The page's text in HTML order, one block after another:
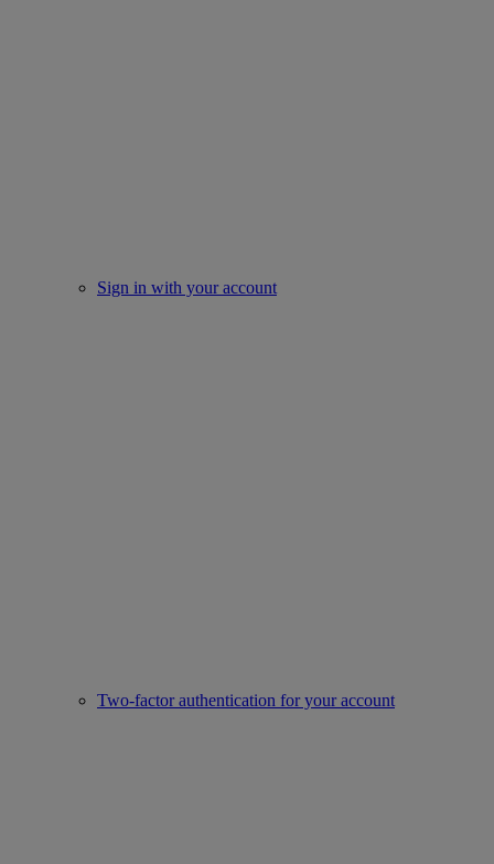
Sign in with your account
Two-factor authentication for your account